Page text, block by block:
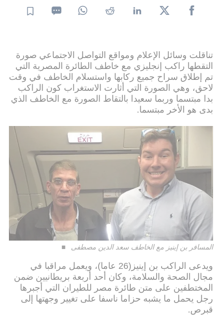
تناقلت وسائل الإعلام ومواقع التواصل الاجتماعي صورة
التقطها راكب إنجليزي مع خاطف الطائرة المصرية التي
تم إطلاق سراح جميع ركابها واستسلام الخاطف في وقت
لاحق، وهي الصورة التي أثارت الاستغراب كون الراكب
بدا مبتسما وربما سعيدا بالتقاط الصورة مع الخاطف الذي
بدى هو الأخر مبتسما.
المسافر بن إينيز مع الخاطف سعد الدين مصطفى
ويدعى الراكب بن إينيز(26 عاما)، ويعمل مراقبا في
مجال الصحة والسلامة، وكان أحد أربعة بريطانيين ضمن
المختطفين على متن طائرة مصر للطيران التي أجبرها
رجل يحمل ما يشبه حزاما ناسفا على تغيير وجهتها إلى
قبرص.